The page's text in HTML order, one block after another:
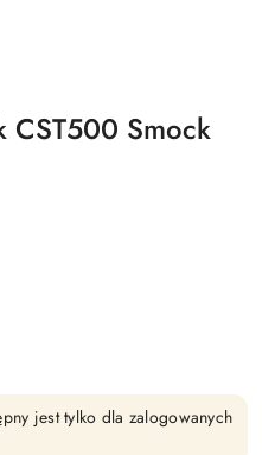
CST500 Smock
jest tylko dla zalogowanych